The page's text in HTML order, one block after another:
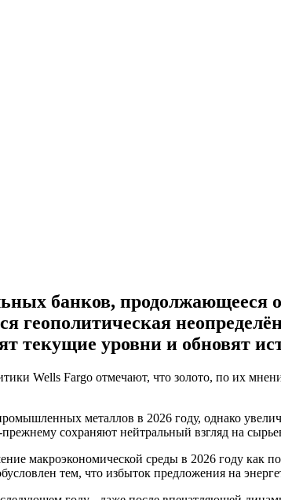
банков, продолжающееся
текущие уровни и обновят
Wells Fargo отмечают, что золото, по их
металлов в 2026 году, однако
сохраняют нейтральный взгляд на
макроэкономической среды в 2026 году как
тем, что избыток предложения на